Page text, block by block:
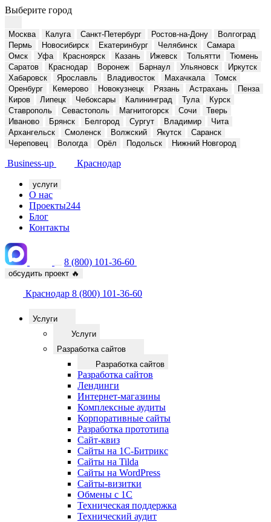
Выберите город
Москва Калуга Санкт-Петербург Ростов-на-Дону
Волгоград
Пермь
Новосибирск Екатеринбург Челябинск
Самара
Омск
Уфа Красноярск Казань Ижевск Тольятти
Тюмень
Саратов
Краснодар Воронеж Барнаул Ульяновск
Иркутск
Хабаровск
Ярославль Владивосток Махачкала
Томск
Оренбург
Кемерово Новокузнецк Рязань Астрахань
Пенза
Киров
Липецк Чебоксары Калининград Тула
Курск
Ставрополь
Севастополь Магнитогорск Сочи
Тверь
Иваново
Брянск Белгород Сургут Владимир
Чита
Архангельск
Смоленск Волжский Якутск
Саранск
Череповец
Вологда Орёл Подольск Нижний Новгород
Business-up Краснодар
услуги
О нас
Проекты244
Блог
Контакты
8 (800) 101-36-60
обсудить проект 🔥
Краснодар 8 (800) 101-36-60
Услуги
Услуги
Разработка сайтов
Разработка сайтов
Разработка сайтов
Лендинги
Интернет-магазины
Комплексные аудиты
Корпоративные сайты
Разработка прототипа
Сайт-квиз
Сайты на 1С-Битрикс
Сайты на Tilda
Сайты на WordPress
Сайты-визитки
Обмены с 1С
Техническая поддержка
Технический аудит